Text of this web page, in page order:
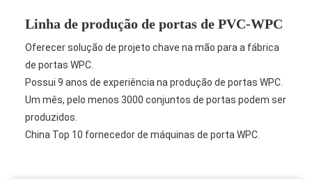
Linha de produção de portas de PVC-WPC
Oferecer solução de projeto chave na mão para a fábrica
de portas WPC.
Possui 9 anos de experiência na produção de portas WPC.
Um mês, pelo menos 3000 conjuntos de portas podem ser
produzidos.
China Top 10 fornecedor de máquinas de porta WPC.